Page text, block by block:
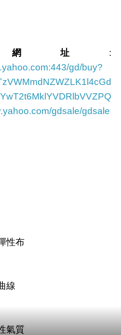
網址 :
gd/buy?
gdsale/gdsale
性布
線
氣質